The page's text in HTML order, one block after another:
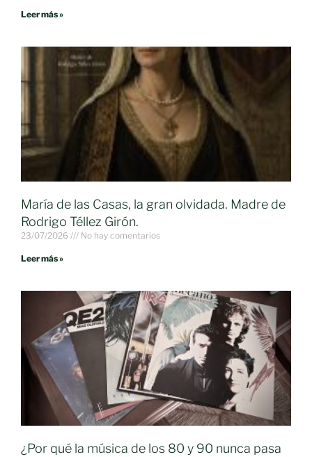
Leer más »
María de las Casas, la gran olvidada. Madre de
Rodrigo Téllez Girón.
23/07/2026 No hay comentarios
Leer más »
¿Por qué la música de los 80 y 90 nunca pasa